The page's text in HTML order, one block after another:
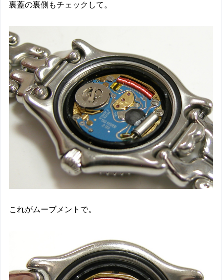
裏蓋の裏側もチェックして。
これがムーブメントで。